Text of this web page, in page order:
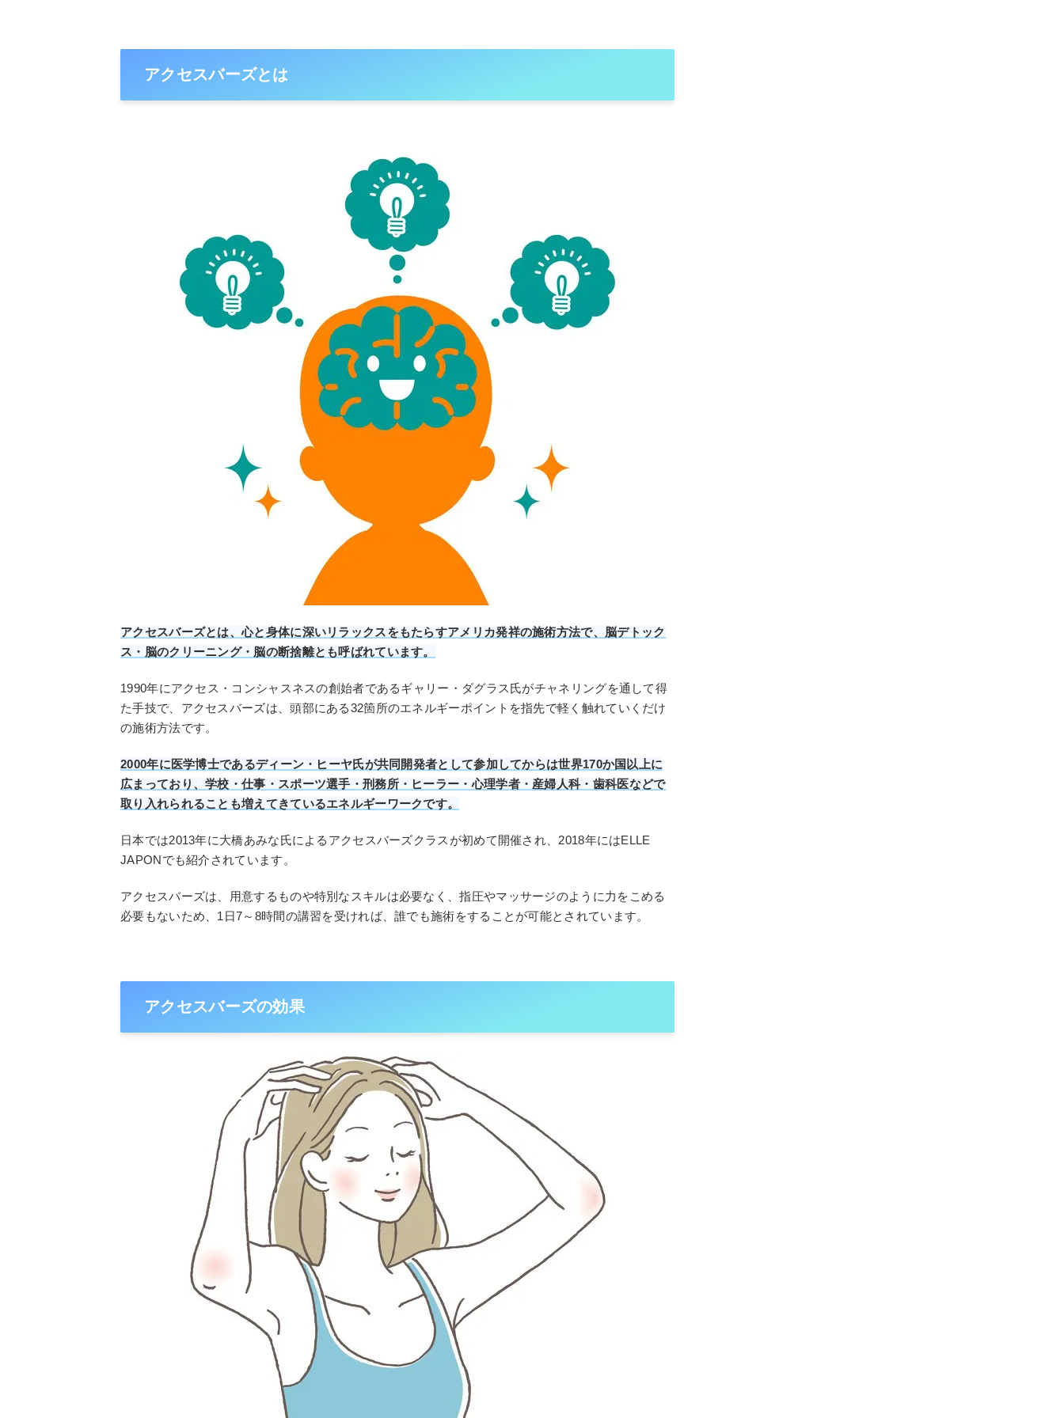
アクセスバーズとは
アクセスバーズとは、心と身体に深いリラックスをもたらすアメリカ発祥の施術方法で、脳デトック
ス・脳のクリーニング・脳の断捨離とも呼ばれています。
1990年にアクセス・コンシャスネスの創始者であるギャリー・ダグラス氏がチャネリングを通して得
た手技で、アクセスバーズは、頭部にある32箇所のエネルギーポイントを指先で軽く触れていくだけ
の施術方法です。
2000年に医学博士であるディーン・ヒーヤ氏が共同開発者として参加してからは世界170か国以上に
広まっており、学校・仕事・スポーツ選手・刑務所・ヒーラー・心理学者・産婦人科・歯科医などで
取り入れられることも増えてきているエネルギーワークです。
日本では2013年に大橋あみな氏によるアクセスバーズクラスが初めて開催され、2018年にはELLE
JAPONでも紹介されています。
アクセスバーズは、用意するものや特別なスキルは必要なく、指圧やマッサージのように力をこめる
必要もないため、1日7～8時間の講習を受ければ、誰でも施術をすることが可能とされています。
アクセスバーズの効果